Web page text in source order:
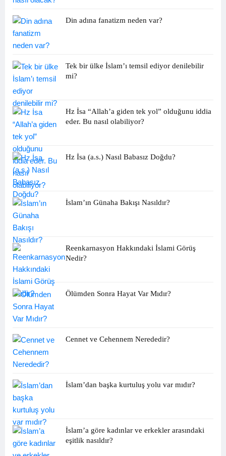
Din adına fanatizm neden var?
Tek bir ülke İslam’ı temsil ediyor denilebilir
mi?
Hz İsa “Allah’a giden tek yol” olduğunu iddia
eder. Bu nasıl olabiliyor?
Hz İsa (a.s.) Nasıl Babasız Doğdu?
İslam’ın Günaha Bakışı Nasıldır?
Reenkarnasyon Hakkındaki İslami Görüş
Nedir?
Ölümden Sonra Hayat Var Mıdır?
Cennet ve Cehennem Nerededir?
İslam’dan başka kurtuluş yolu var mıdır?
İslam’a göre kadınlar ve erkekler arasındaki
eşitlik nasıldır?